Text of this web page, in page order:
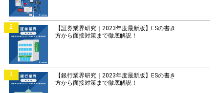
2
【証券業界研究｜2023年度最新版】ESの書き
方から面接対策まで徹底解説！
3
【銀行業界研究｜2023年度最新版】ESの書き
方から面接対策まで徹底解説！